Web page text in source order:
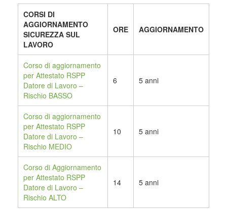
CORSI DI
AGGIORNAMENTO
SICUREZZA SUL
LAVORO
ORE AGGIORNAMENTO
Corso di aggiornamento
per Attestato RSPP
Datore di Lavoro –
Rischio BASSO
6 5 anni
Corso di aggiornamento
per Attestato RSPP
Datore di Lavoro –
Rischio MEDIO
10 5 anni
Corso di Aggiornamento
per Attestato RSPP
Datore di Lavoro –
Rischio ALTO
14 5 anni